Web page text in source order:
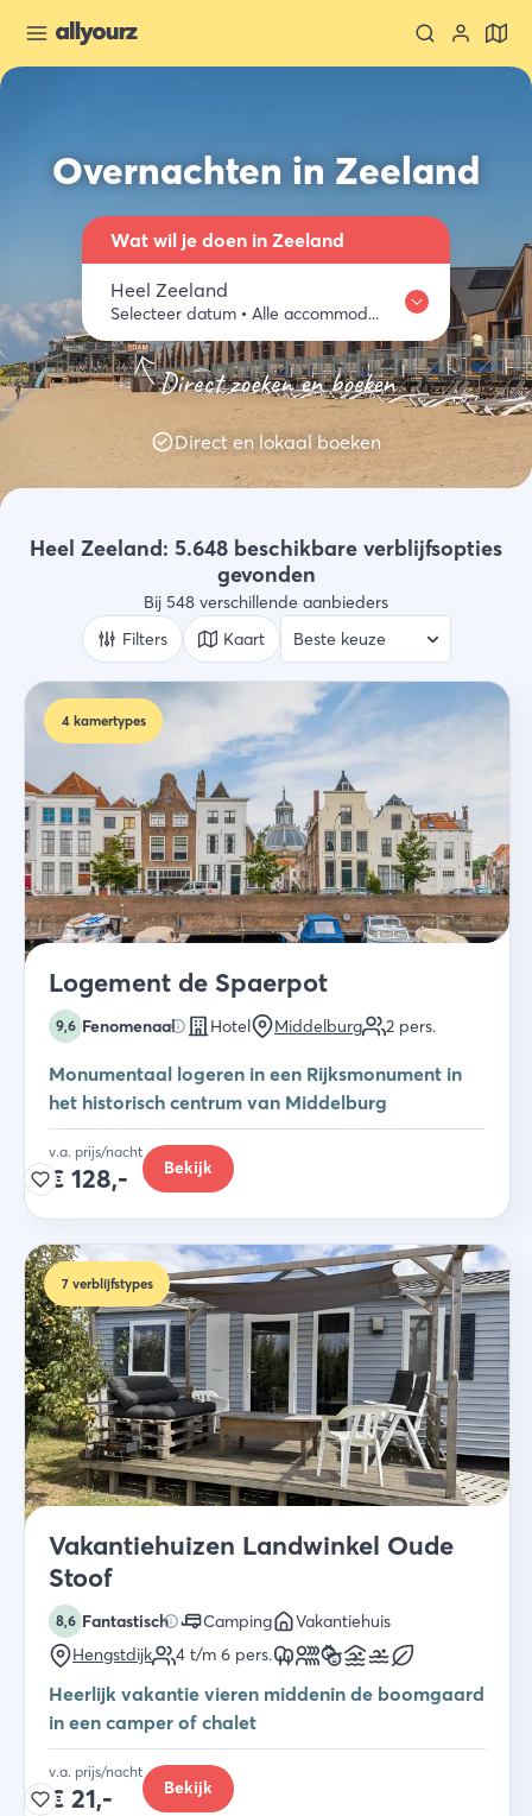
Overnachten in Zeeland
Wat wil je doen in Zeeland
Heel Zeeland
Selecteer datum • Alle accommodaties
Eten & drinken
Activiteiten
Winkelen
Zeeland ontdekken
Waar
Heel Zeeland
Wanneer
Selecteer datum
Alle types
2 gasten
Zoek
Direct zoeken en boeken
Direct en lokaal boeken
Heel Zeeland: 5.648 beschikbare verblijfsopties
gevonden
Bij 548 verschillende aanbieders
Filters
Kaart
4 kamertypes
Logement de Spaerpot
9,6 Fenomenaal Hotel Middelburg 2 pers.
Monumentaal logeren in een Rijksmonument in
het historisch centrum van Middelburg
v.a. prijs/nacht
€ 128,- Bekijk
7 verblijfstypes
Vakantiehuizen Landwinkel Oude
Stoof
8,6 Fantastisch Camping
Vakantiehuis
Hengstdijk
4 t/m 6 pers.
Heerlijk vakantie vieren middenin de boomgaard
in een camper of chalet
v.a. prijs/nacht
€ 21,- Bekijk